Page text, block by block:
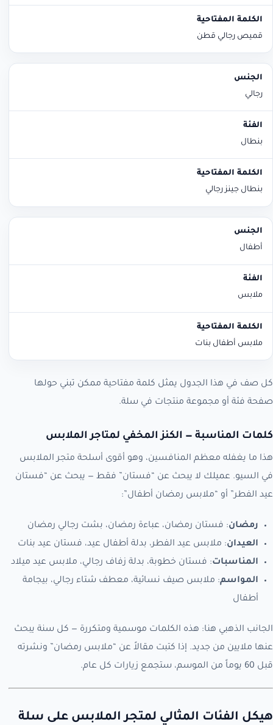
قميص رجالي قطن
رجالي
بنطال
بنطال جينز رجالي
أطفال
ملابس
ملابس أطفال بنات
كل صف في هذا الجدول يمثل كلمة مفتاحية ممكن تبني حولها
صفحة فئة أو مجموعة منتجات في سلة.
كلمات المناسبة — الكنز المخفي لمتاجر الملابس
هذا ما يغفله معظم المنافسين، وهو أقوى أسلحة متجر الملابس
في السيو. عميلك لا يبحث عن “فستان” فقط — يبحث عن “فستان
عيد الفطر” أو “ملابس رمضان أطفال”:
رمضان: فستان رمضان، عباءة رمضان، بشت رجالي رمضان
العيدان: ملابس عيد الفطر، بدلة أطفال عيد، فستان عيد بنات
المناسبات: فستان خطوبة، بدلة زفاف رجالي، ملابس عيد ميلاد
المواسم: ملابس صيف نسائية، معطف شتاء رجالي، بيجامة
أطفال
الجانب الذهبي هنا: هذه الكلمات موسمية ومتكررة — كل سنة يبحث
عنها ملايين من جديد. إذا كتبت مقالاً عن “ملابس رمضان” ونشرته
قبل 60 يوماً من الموسم، ستجمع زيارات كل عام.
هيكل الفئات المثالي لمتجر الملابس على سلة